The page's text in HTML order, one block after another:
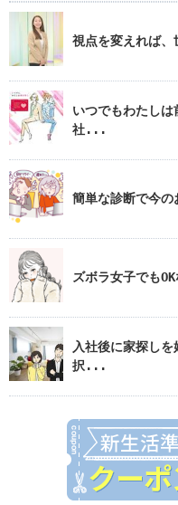
視点を変えれば
いつでもわたし
社...
簡単な診断で今の
ズボラ女子でも
入社後に家探し
択...